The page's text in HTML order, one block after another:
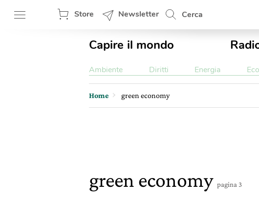
Store Newsletter Cerca
Capire il mondo
Ambiente Diritti Energia
Home green economy
green economy pagina 3